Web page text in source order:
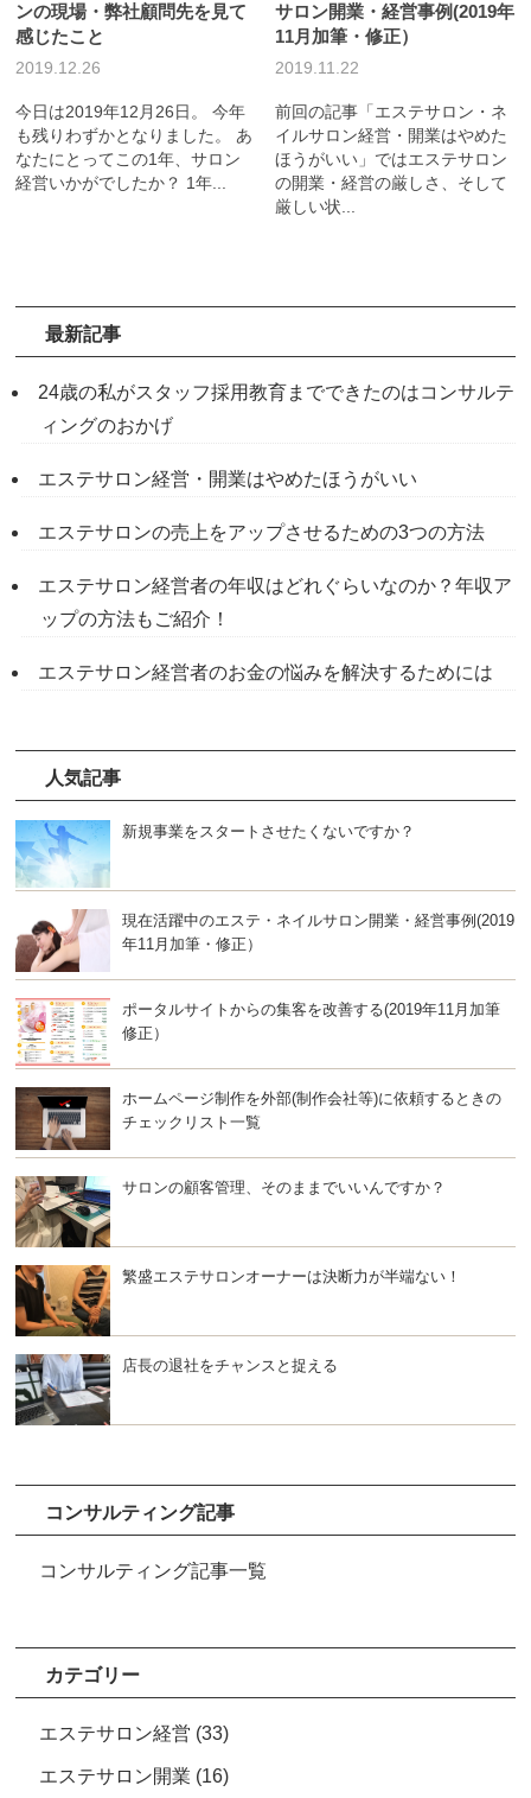
ンの現場・弊社顧問先を見て
感じたこと
2019.12.26
今日は2019年12月26日。 今年
も残りわずかとなりました。 あ
なたにとってこの1年、サロン
経営いかがでしたか？ 1年...
サロン開業・経営事例(2019年
11月加筆・修正）
2019.11.22
前回の記事「エステサロン・ネ
イルサロン経営・開業はやめた
ほうがいい」ではエステサロン
の開業・経営の厳しさ、そして
厳しい状...
最新記事
24歳の私がスタッフ採用教育までできたのはコンサルテ
ィングのおかげ
エステサロン経営・開業はやめたほうがいい
エステサロンの売上をアップさせるための3つの方法
エステサロン経営者の年収はどれぐらいなのか？年収ア
ップの方法もご紹介！
エステサロン経営者のお金の悩みを解決するためには
人気記事
新規事業をスタートさせたくないですか？
現在活躍中のエステ・ネイルサロン開業・経営事例(2019
年11月加筆・修正）
ポータルサイトからの集客を改善する(2019年11月加筆
修正）
ホームページ制作を外部(制作会社等)に依頼するときの
チェックリスト一覧
サロンの顧客管理、そのままでいいんですか？
繁盛エステサロンオーナーは決断力が半端ない！
店長の退社をチャンスと捉える
コンサルティング記事
コンサルティング記事一覧
カテゴリー
エステサロン経営 (33)
エステサロン開業 (16)